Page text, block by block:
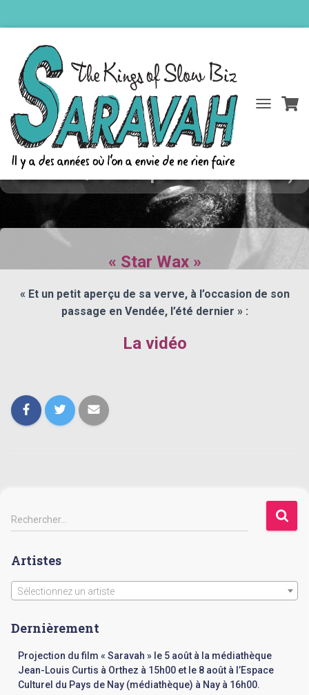
E
R
L
A
I
A
L’interview de Sanvi Panou vient de
sortir dans StarWax (Par Vincent
Caffiaux / Photo par David Elalouf)
« Star Wax »
« Et un petit aperçu de sa verve, à l’occasion de son
passage en Vendée, l’été dernier » :
La vidéo
R
e
h
e
Rechercher…
Artistes
Sélectionnez un artiste
Dernièrement
Projection du film « Saravah » le 5 août à la médiathèque
Jean-Louis Curtis à Orthez à 15h00 et le 8 août à l’Espace
Culturel du Pays de Nay (médiathèque) à Nay à 16h00.